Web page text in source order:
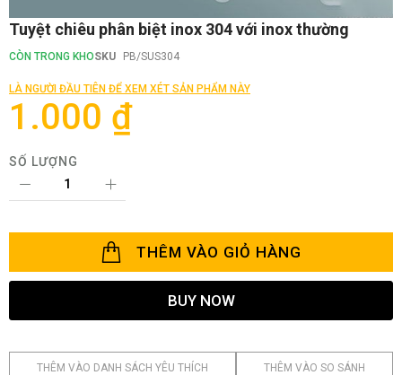
Chuyển
đến
phần
của
thư
hình
Tuyệt chiêu phân biệt inox 304 với inox thường
CÒN TRONG KHOSKU PB/SUS304
LÀ NGƯỜI ĐẦU TIÊN ĐỂ XEM XÉT SẢN PHẨM NÀY
1.000 ₫
SỐ LƯỢNG
THÊM VÀO GIỎ HÀNG
BUY NOW
THÊM VÀO DANH SÁCH YÊU THÍCH THÊM VÀO SO SÁNH